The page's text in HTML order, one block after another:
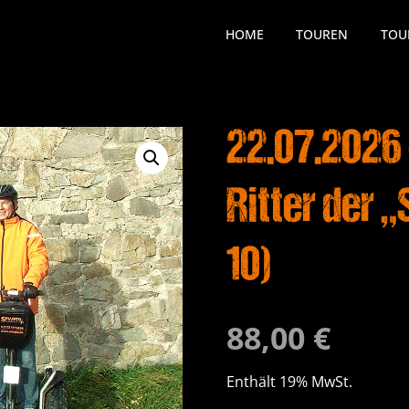
HOME TOUREN
22.07.2026
Ritter der
10)
88,00 €
Enthält 19% MwSt.